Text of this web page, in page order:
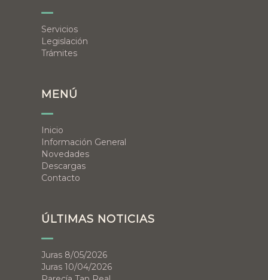
Servicios
Legislación
Trámites
MENÚ
Inicio
Información General
Novedades
Descargas
Contacto
ÚLTIMAS NOTICIAS
Juras 8/05/2026
Juras 10/04/2026